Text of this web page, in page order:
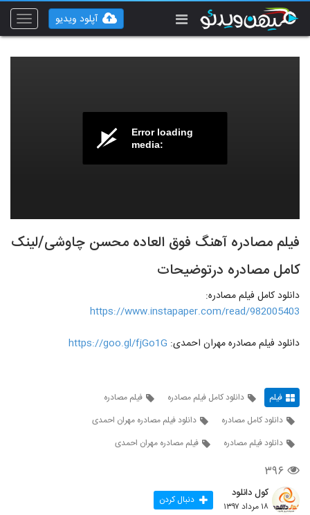
Toggle
آپلود ویدیو
Error loading
media:
فیلم مصادره آهنگ فوق العاده محسن چاوشی/لینک
کامل مصادره درتوضیحات
دانلود کامل فیلم مصادره:
https://www.instapaper.com/read/982005403
دانلود فیلم مصادره مهران احمدی: https://goo.gl/fjGo1G
فیلم دانلود کامل فیلم مصادره
فیلم مصادره
دانلود کامل مصادره
دانلود فیلم مصادره مهران احمدی
دانلود فیلم مصادره
فیلم مصادره مهران احمدی
۳۹۶
کول دانلود
۱۸ مرداد ۱۳۹۷ دنبال کردن